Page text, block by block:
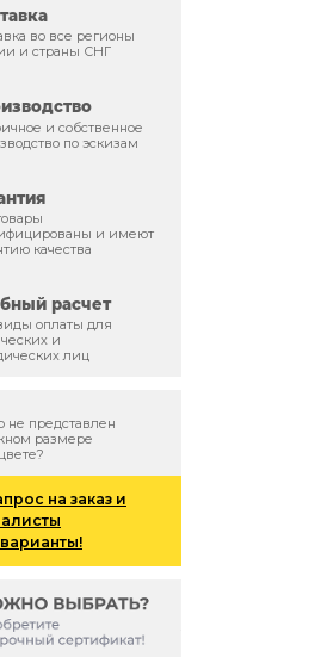
во все регионы
и страны СНГ
и собственное
по эскизам
и имеют
качества
расчет
оплаты для
и
лиц
не представлен
размере
на заказ и